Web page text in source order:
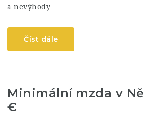
a nevýhody
Číst dále
Minimální mzda v
€